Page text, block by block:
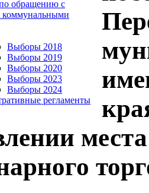
обращению с
коммунальными
Выборы 2018
Выборы 2019
Выборы 2020
Выборы 2023
Выборы 2024
регламенты